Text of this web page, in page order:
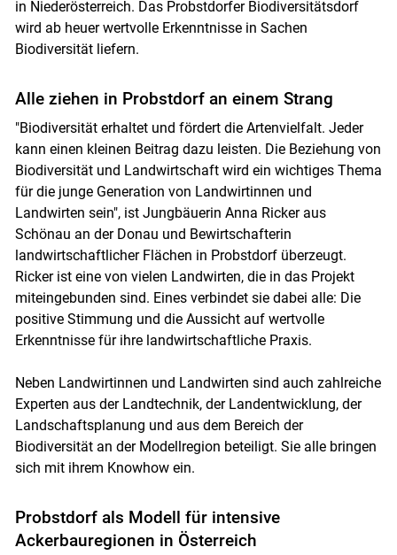
Skip to main content
in Niederösterreich. Das Probstdorfer Biodiversitätsdorf
wird ab heuer wertvolle Erkenntnisse in Sachen
Biodiversität liefern.
Alle ziehen in Probstdorf an einem Strang
"Biodiversität erhaltet und fördert die Artenvielfalt. Jeder
kann einen kleinen Beitrag dazu leisten. Die Beziehung von
Biodiversität und Landwirtschaft wird ein wichtiges Thema
für die junge Generation von Landwirtinnen und
Landwirten sein", ist Jungbäuerin Anna Ricker aus
Schönau an der Donau und Bewirtschafterin
landwirtschaftlicher Flächen in Probstdorf überzeugt.
Ricker ist eine von vielen Landwirten, die in das Projekt
miteingebunden sind. Eines verbindet sie dabei alle: Die
positive Stimmung und die Aussicht auf wertvolle
Erkenntnisse für ihre landwirtschaftliche Praxis.
Neben Landwirtinnen und Landwirten sind auch zahlreiche
Experten aus der Landtechnik, der Landentwicklung, der
Landschaftsplanung und aus dem Bereich der
Biodiversität an der Modellregion beteiligt. Sie alle bringen
sich mit ihrem Knowhow ein.
Probstdorf als Modell für intensive
Ackerbauregionen in Österreich